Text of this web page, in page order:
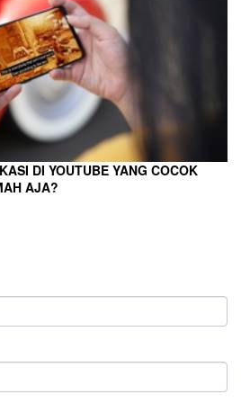
DI YOUTUBE YANG COCOK
AJA?